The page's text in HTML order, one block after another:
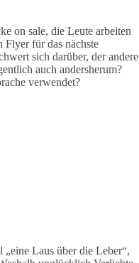
on sale, die Leute arbeiten
Flyer für das nächste
sich darüber, der andere
auch andersherum?
verwendet?
Laus über die Leber“,